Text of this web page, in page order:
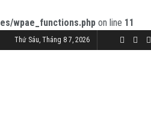
wpae_functions.php on line 11
Thứ Sáu, Tháng 8 7, 2026